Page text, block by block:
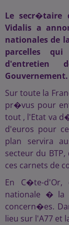
Le secr�taire
Vidalis a
nationales de
parcelles
d'entretien
Gouvernement.
Sur toute la
pr�vus pour
tout , l'Etat va
d'euros pour
plan servira
secteur du
ces carnets de
En C�te-
nationale � la
concern�es.
lieu sur l'A77 et